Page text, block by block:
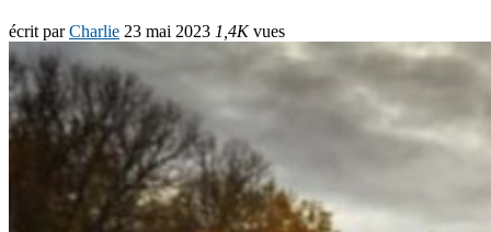
écrit parCharlie 23 mai 2023 1,4Kvues